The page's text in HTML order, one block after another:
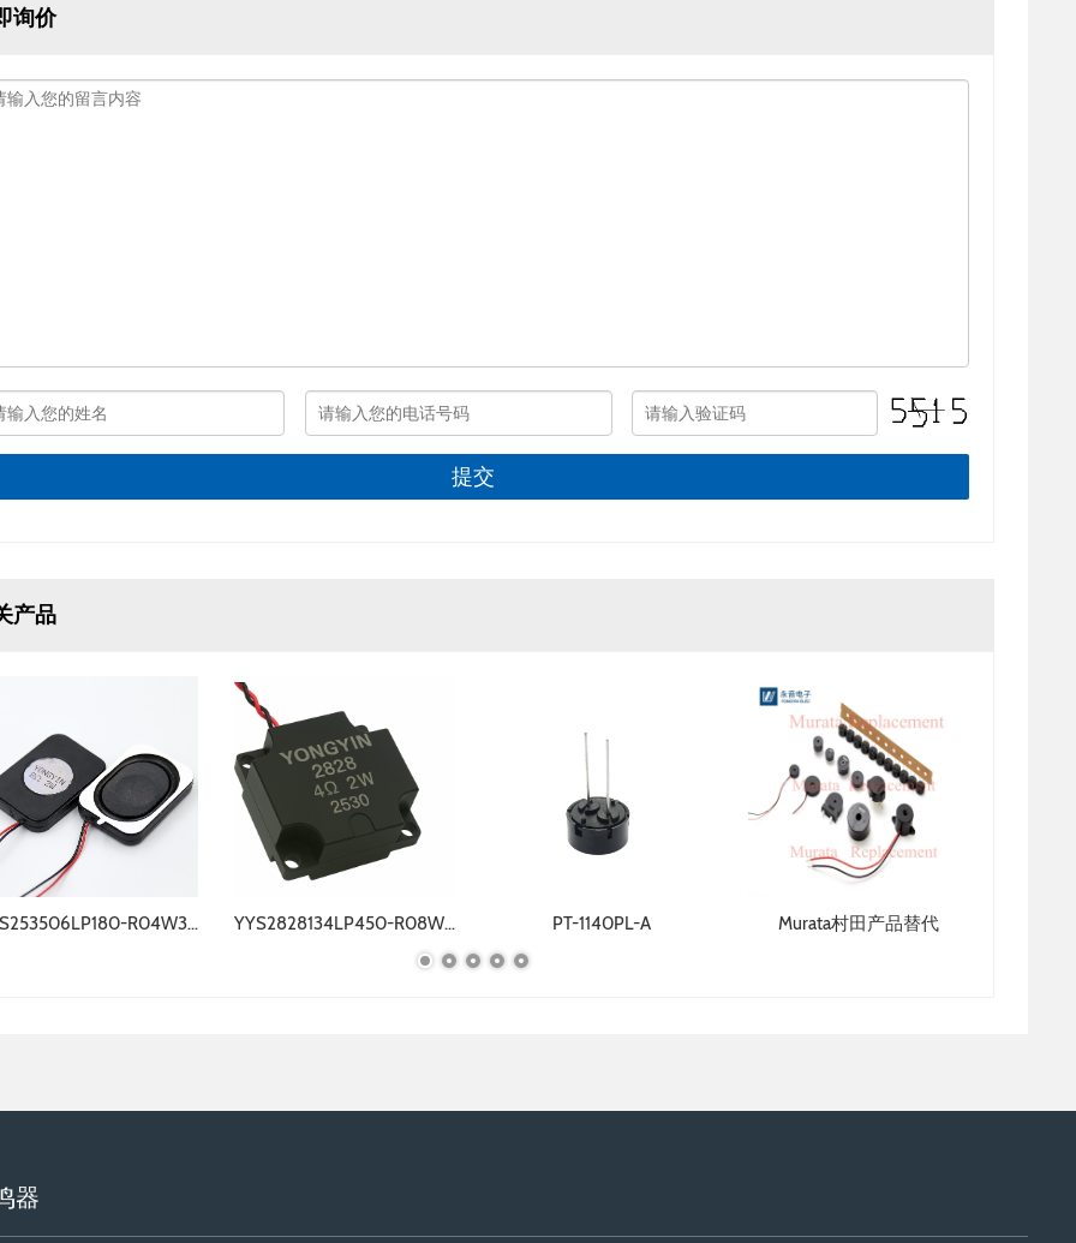
询价
提交
产品
YYS253506LP180-R04W3.0-BOX-W YYS2828134LP450-R08W2.0-A PT-1140PL-A Murata村田产品替代
器